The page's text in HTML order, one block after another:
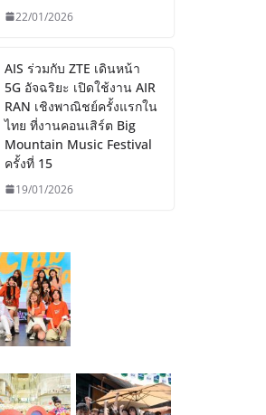
22/01/2026
AIS ร่วมกับ ZTE เดินหน้า
5G อัจฉริยะ เปิดใช้งาน AIR
RAN เชิงพาณิชย์ครั้งแรกใน
ไทย ที่งานคอนเสิร์ต Big
Mountain Music Festival
ครั้งที่ 15
19/01/2026